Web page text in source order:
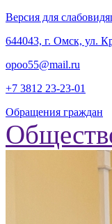
Версия для
‎644043, г. Омск, ул.
opoo55@mail.ru
+7 3812 23-23-01
Обращения граждан